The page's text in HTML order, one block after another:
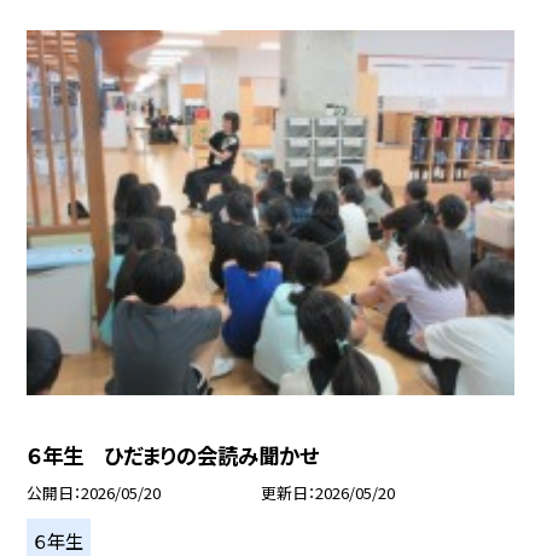
６年生 ひだまりの会読み聞かせ
公開日 2026/05/20 更新日 2026/05/20
６年生